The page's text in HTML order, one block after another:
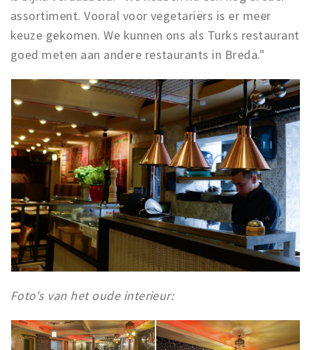
assortiment. Vooral voor vegetariërs is er meer
keuze gekomen. We kunnen ons als Turks restaurant
goed meten aan andere restaurants in Breda."
Foto's van het oude interieur: